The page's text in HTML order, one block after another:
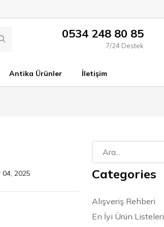
0534 248 80 85
7/24 Destek
Antika Ürünler İletişim
04, 2025 Categories
Alışveriş Rehberi
En İyi Ürün Listeleri